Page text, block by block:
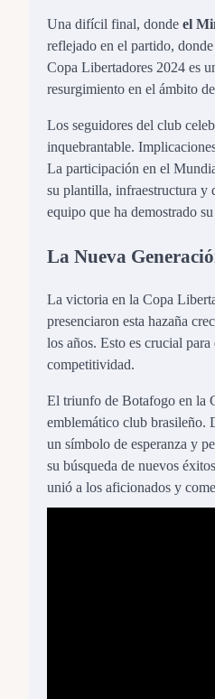
Una difícil final, donde el
reflejado en el partido,
Copa Libertadores 2024 es
resurgimiento en el ámbito
Los seguidores del club
inquebrantable.
La participación en el
su plantilla, infraestructura y
equipo que ha demostrado
La Nueva
La victoria en la Copa
presenciaron esta hazaña
los años. Esto es crucial
competitividad.
El triunfo de Botafogo en la
emblemático club brasileño.
un símbolo de esperanza y
su búsqueda de nuevos
unió a los aficionados y